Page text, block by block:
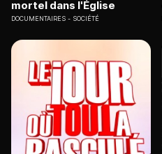
mortel dans l'Église
DOCUMENTAIRES SOCIÉTÉ